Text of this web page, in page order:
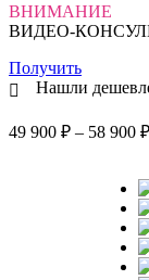
ВНИМАНИЕ
ВИДЕО-
Получить
Нашли
49 900 ₽ – 58 900 ₽